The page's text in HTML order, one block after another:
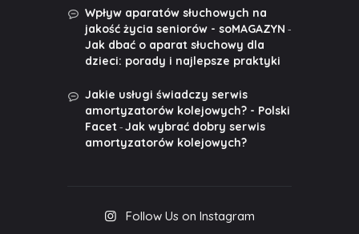
Wpływ aparatów słuchowych na
jakość życia seniorów - soMAGAZYN -
Jak dbać o aparat słuchowy dla
dzieci: porady i najlepsze praktyki
Jakie usługi świadczy serwis
amortyzatorów kolejowych? - Polski
Facet-Jak wybrać dobry serwis
amortyzatorów kolejowych?
Follow Us on Instagram